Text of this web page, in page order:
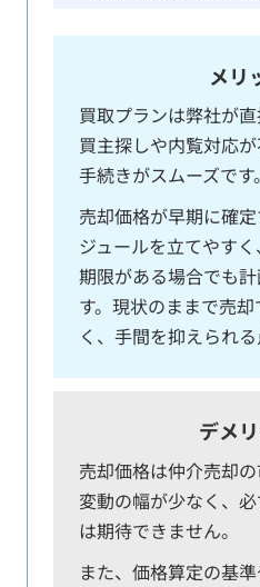
メリ
買取プランは弊社が直
買主探しや内覧対応
手続きがスムーズです。
売却価格が早期に確
ジュールを立てやす
期限がある場合でも
す。現状のままで売
く、手間を抑えられる
デメ
売却価格は仲介売却
変動の幅が少なく、
は期待できません。
また、価格算定の基